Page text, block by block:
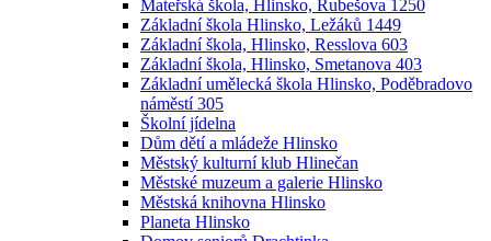
Mateřská škola, Hlinsko, Rubešova 1250
Základní škola Hlinsko, Ležáků 1449
Základní škola, Hlinsko, Resslova 603
Základní škola, Hlinsko, Smetanova 403
Základní umělecká škola Hlinsko, Poděbradovo
náměstí 305
Školní jídelna
Dům dětí a mládeže Hlinsko
Městský kulturní klub Hlinečan
Městské muzeum a galerie Hlinsko
Městská knihovna Hlinsko
Planeta Hlinsko